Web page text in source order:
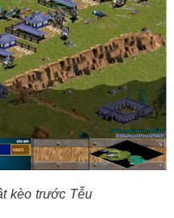
kèo trước Tễu